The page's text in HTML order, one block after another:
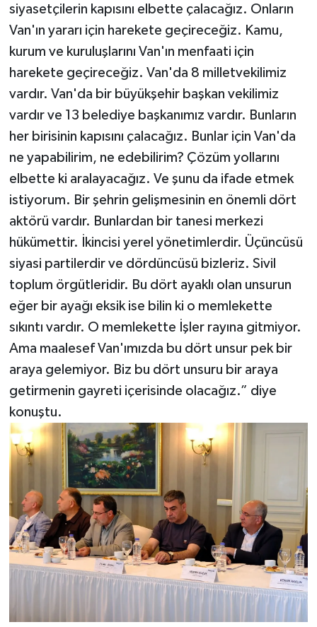
siyasetçilerin kapısını elbette çalacağız. Onların
Van'ın yararı için harekete geçireceğiz. Kamu,
kurum ve kuruluşlarını Van'ın menfaati için
harekete geçireceğiz. Van'da 8 milletvekilimiz
vardır. Van'da bir büyükşehir başkan vekilimiz
vardır ve 13 belediye başkanımız vardır. Bunların
her birisinin kapısını çalacağız. Bunlar için Van'da
ne yapabilirim, ne edebilirim? Çözüm yollarını
elbette ki aralayacağız. Ve şunu da ifade etmek
istiyorum. Bir şehrin gelişmesinin en önemli dört
aktörü vardır. Bunlardan bir tanesi merkezi
hükümettir. İkincisi yerel yönetimlerdir. Üçüncüsü
siyasi partilerdir ve dördüncüsü bizleriz. Sivil
toplum örgütleridir. Bu dört ayaklı olan unsurun
eğer bir ayağı eksik ise bilin ki o memlekette
sıkıntı vardır. O memlekette İşler rayına gitmiyor.
Ama maalesef Van'ımızda bu dört unsur pek bir
araya gelemiyor. Biz bu dört unsuru bir araya
getirmenin gayreti içerisinde olacağız.” diye
konuştu.